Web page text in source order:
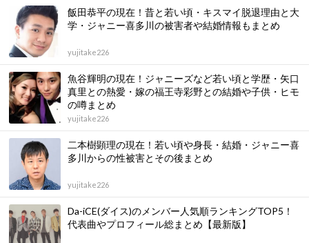
飯田恭平の現在！昔と若い頃・キスマイ脱退理由と大
学・ジャニー喜多川の被害者や結婚情報もまとめ
yujitake226
魚谷輝明の現在！ジャニーズなど若い頃と学歴・矢口
真里との熱愛・嫁の福王寺彩野との結婚や子供・ヒモ
の噂まとめ
yujitake226
二本樹顕理の現在！若い頃や身長・結婚・ジャニー喜
多川からの性被害とその後まとめ
yujitake226
Da-iCE(ダイス)のメンバー人気順ランキングTOP5！
代表曲やプロフィール総まとめ【最新版】